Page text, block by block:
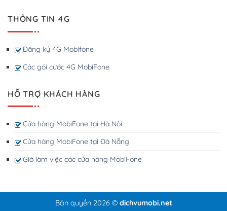
THÔNG TIN 4G
Đăng ký 4G Mobifone
Các gói cước 4G MobiFone
HỖ TRỢ KHÁCH HÀNG
Cửa hàng MobiFone tại Hà Nội
Cửa hàng MobiFone tại Đà Nẵng
Giờ làm việc các cửa hàng MobiFone
Bản quyền 2026 © dichvumobi.net